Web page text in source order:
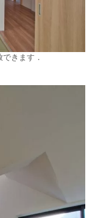
きます．